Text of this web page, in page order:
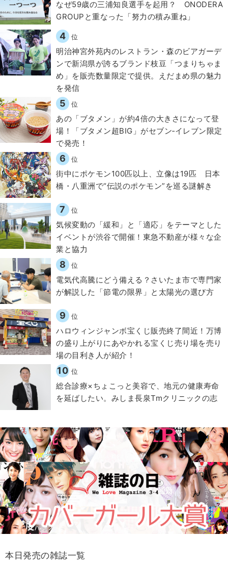
なぜ59歳の三浦知良選手を起用？ ONODERA
GROUPと重なった「努力の積み重ね」
4 位
明治神宮外苑内のレストラン・森のビアガーデ
ンで新潟県が誇るブランド枝豆「つまりちゃま
め」を販売数量限定で提供。えだまめ県の魅力
を発信
5 位
あの「ブタメン」が約4倍の大きさになって登
場！「ブタメン超BIG」がセブン‐イレブン限定
で発売！
6 位
街中にポケモン100匹以上、立像は19匹 日本
橋・八重洲で“伝説のポケモン”を巡る謎解き
7 位
気候変動の「緩和」と「適応」をテーマとした
イベントが渋谷で開催！東急不動産が様々な企
業と協力
8 位
電気代高騰にどう備える？さいたま市で専門家
が解説した「節電の限界」と太陽光の選び方
9 位
ハロウィンジャンボ宝くじ販売終了間近！万博
の盛り上がりにあやかれる宝くじ売り場を売り
場の目利き人が紹介！
10 位
総合診療×ちょこっと美容で、地元の健康寿命
を延ばしたい。みしま長泉Tmクリニックの志
本日発売の雑誌一覧